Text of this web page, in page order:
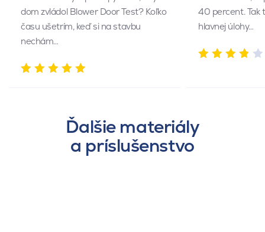
dom zvládol Blower Door Test? Koľko
času ušetrím, keď si na stavbu
nechám…
40 percent. Tak
hlavnej úlohy…
Ďalšie materiály
a príslušenstvo